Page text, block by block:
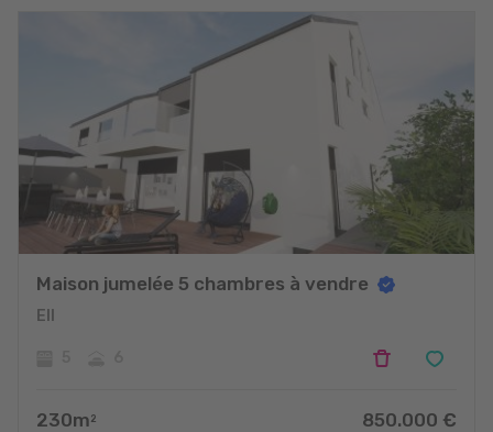
Maison jumelée 5 chambres à vendre
Ell
230m 2 850.000 €